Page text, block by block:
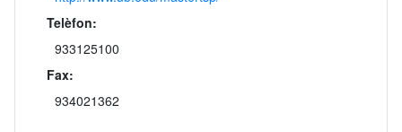
Telèfon:
933125100
Fax:
934021362